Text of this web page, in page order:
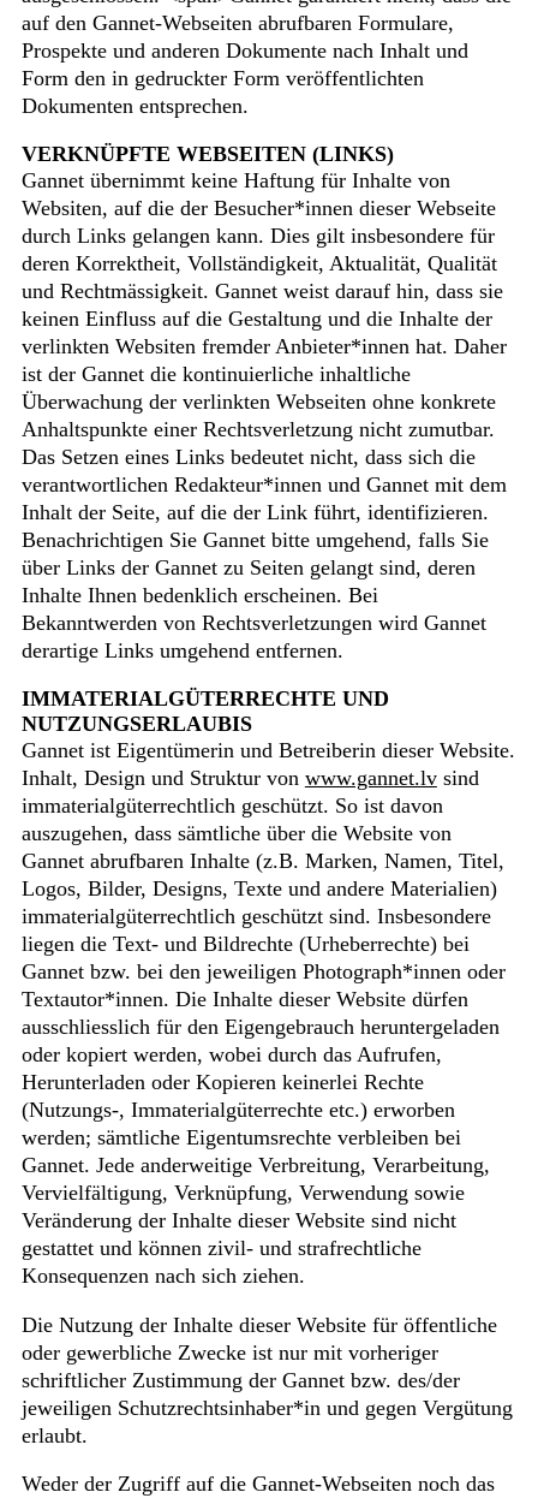
auf den Gannet-Webseiten abrufbaren Formulare,
Prospekte und anderen Dokumente nach Inhalt und
Form den in gedruckter Form veröffentlichten
Dokumenten entsprechen.
VERKNÜPFTE WEBSEITEN (LINKS)
Gannet übernimmt keine Haftung für Inhalte von
Websiten, auf die der Besucher*innen dieser Webseite
durch Links gelangen kann. Dies gilt insbesondere für
deren Korrektheit, Vollständigkeit, Aktualität, Qualität
und Rechtmässigkeit. Gannet weist darauf hin, dass sie
keinen Einfluss auf die Gestaltung und die Inhalte der
verlinkten Websiten fremder Anbieter*innen hat. Daher
ist der Gannet die kontinuierliche inhaltliche
Überwachung der verlinkten Webseiten ohne konkrete
Anhaltspunkte einer Rechtsverletzung nicht zumutbar.
Das Setzen eines Links bedeutet nicht, dass sich die
verantwortlichen Redakteur*innen und Gannet mit dem
Inhalt der Seite, auf die der Link führt, identifizieren.
Benachrichtigen Sie Gannet bitte umgehend, falls Sie
über Links der Gannet zu Seiten gelangt sind, deren
Inhalte Ihnen bedenklich erscheinen. Bei
Bekanntwerden von Rechtsverletzungen wird Gannet
derartige Links umgehend entfernen.
IMMATERIALGÜTERRECHTE UND
NUTZUNGSERLAUBIS
Gannet ist Eigentümerin und Betreiberin dieser Website.
Inhalt, Design und Struktur von www.gannet.lvsind
immaterialgüterrechtlich geschützt. So ist davon
auszugehen, dass sämtliche über die Website von
Gannet abrufbaren Inhalte (z.B. Marken, Namen, Titel,
Logos, Bilder, Designs, Texte und andere Materialien)
immaterialgüterrechtlich geschützt sind. Insbesondere
liegen die Text- und Bildrechte (Urheberrechte) bei
Gannet bzw. bei den jeweiligen Photograph*innen oder
Textautor*innen. Die Inhalte dieser Website dürfen
ausschliesslich für den Eigengebrauch heruntergeladen
oder kopiert werden, wobei durch das Aufrufen,
Herunterladen oder Kopieren keinerlei Rechte
(Nutzungs-, Immaterialgüterrechte etc.) erworben
werden; sämtliche Eigentumsrechte verbleiben bei
Gannet. Jede anderweitige Verbreitung, Verarbeitung,
Vervielfältigung, Verknüpfung, Verwendung sowie
Veränderung der Inhalte dieser Website sind nicht
gestattet und können zivil- und strafrechtliche
Konsequenzen nach sich ziehen.
Die Nutzung der Inhalte dieser Website für öffentliche
oder gewerbliche Zwecke ist nur mit vorheriger
schriftlicher Zustimmung der Gannet bzw. des/der
jeweiligen Schutzrechtsinhaber*in und gegen Vergütung
erlaubt.
Weder der Zugriff auf die Gannet-Webseiten noch das